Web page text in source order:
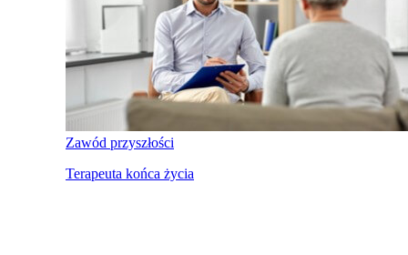
Zawód przyszłości
Terapeuta końca życia